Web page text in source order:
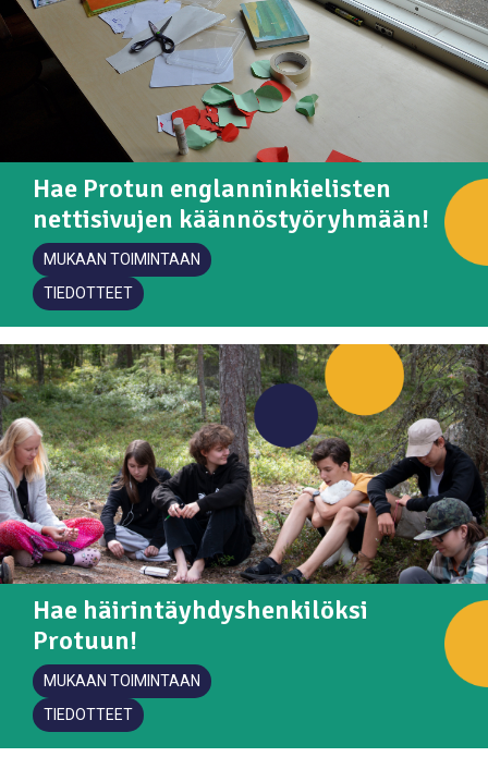
Hae Protun englanninkielisten
nettisivujen käännöstyöryhmään!
MUKAAN TOIMINTAAN
TIEDOTTEET
Hae häirintäyhdyshenkilöksi
Protuun!
MUKAAN TOIMINTAAN
TIEDOTTEET